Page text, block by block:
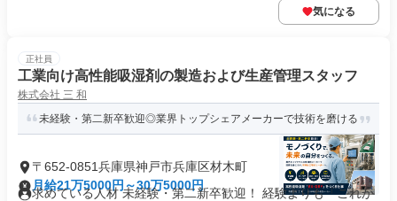
気になる
正社員
工業向け⾼性能吸湿剤の製造および生産管理スタッフ
株式会社 三 和
未経験・第二新卒歓迎◎業界トップシェアメーカーで技術を磨ける
〒652-0851兵庫県神戸市兵庫区材木町
月給21万5000円～30万5000円
求めている人材 未経験・第二新卒歓迎！ 経験よりも「これか